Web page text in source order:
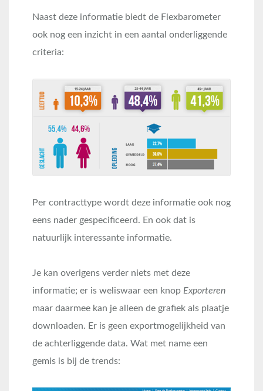
Naast deze informatie biedt de Flexbarometer
ook nog een inzicht in een aantal onderliggende
criteria:
Per contracttype wordt deze informatie ook nog
eens nader gespecificeerd. En ook dat is
natuurlijk interessante informatie.
Je kan overigens verder niets met deze
informatie; er is weliswaar een knop Exporteren
maar daarmee kan je alleen de grafiek als plaatje
downloaden. Er is geen exportmogelijkheid van
de achterliggende data. Wat met name een
gemis is bij de trends: